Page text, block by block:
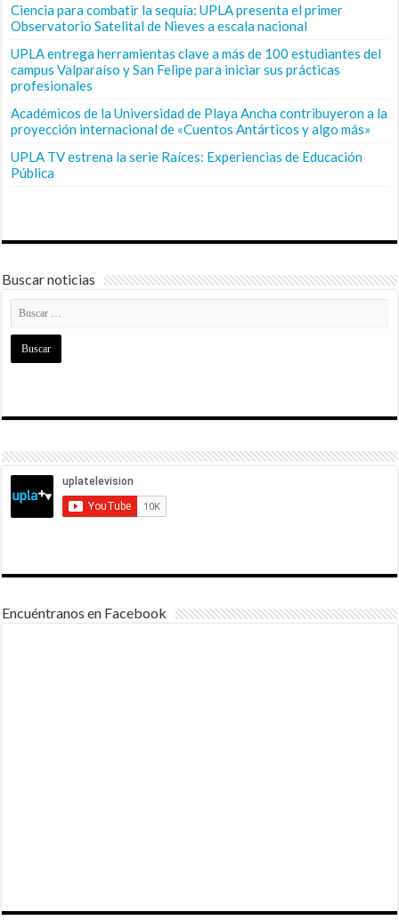
Ciencia para combatir la sequía: UPLA presenta el primer
Observatorio Satelital de Nieves a escala nacional
UPLA entrega herramientas clave a más de 100 estudiantes del
campus Valparaíso y San Felipe para iniciar sus prácticas
profesionales
Académicos de la Universidad de Playa Ancha contribuyeron a la
proyección internacional de «Cuentos Antárticos y algo más»
UPLA TV estrena la serie Raíces: Experiencias de Educación
Pública
Buscar noticias
Encuéntranos en Facebook